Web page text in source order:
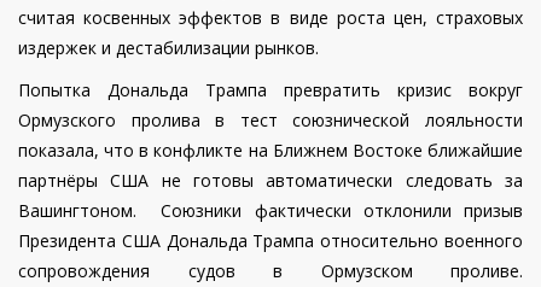
считая косвенных эффектов в виде роста цен, страховых
издержек и дестабилизации рынков.
Попытка Дональда Трампа превратить кризис вокруг
Ормузского пролива в тест союзнической лояльности
показала, что в конфликте на Ближнем Востоке ближайшие
партнёры США не готовы автоматически следовать за
Вашингтоном. Союзники фактически отклонили призыв
Президента США Дональда Трампа относительно военного
сопровождения судов в Ормузском проливе.